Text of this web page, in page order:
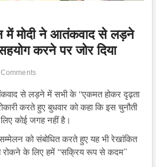
में मोदी ने आतंकवाद से लड़ने
करने पर जोर दिया
से लड़ने में सभी के ‘‘एकमत होकर दृढ़ता
करते हुए बुधवार को कहा कि इस चुनौती
लिए कोई जगह नहीं है।
को संबोधित करते हुए यह भी रेखांकित
के लिए हमें ‘‘सक्रिय रूप से कदम’’